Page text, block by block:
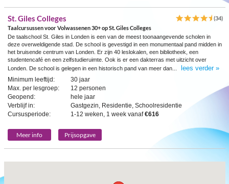
St. Giles Colleges
(34)
Taalcursussen voor Volwassenen 30+ op St. Giles Colleges
De taalschool St. Giles in Londen is een van de meest toonaangevende scholen in
deze overweldigende stad. De school is gevestigd in een monumentaal pand midden in
het bruisende centrum van Londen. Er zijn 40 leslokalen, een bibliotheek, een
studentencafé en een zelfstudieruimte. Ook is er een dakterras met uitzicht over
Londen. De school is gelegen in een historisch pand van meer dan...
lees verder »
Minimum leeftijd:
30 jaar
Max. per lesgroep:
12 personen
Geopend:
hele jaar
Verblijf in:
Gastgezin, Residentie, Schoolresidentie
Cursusperiode:
1-12 weken, 1 week vanaf€616
Meer info Prijsopgave